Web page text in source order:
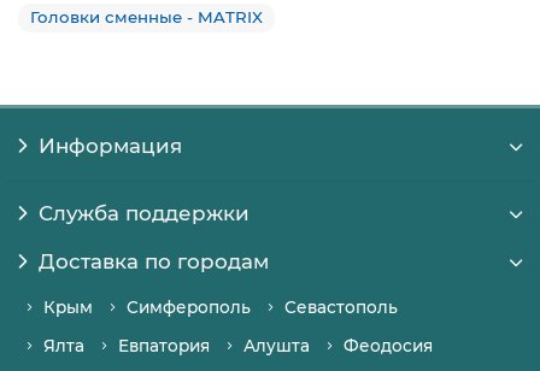
Головки сменные - MATRIX
Информация
Служба поддержки
Доставка по городам
Крым Симферополь
Севастополь
Ялта
Евпатория Алушта
Феодосия